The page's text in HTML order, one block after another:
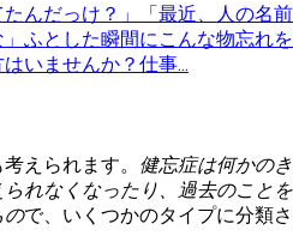
たんだっけ？」「最近、人の名前
ふとした瞬間にこんな物忘れを
いませんか？仕事...
えられます。 健忘症は何かのき
れなくなったり、過去のことを
ので、いくつかのタイプに分類さ